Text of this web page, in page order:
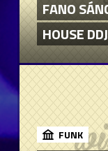
FANO
HOUSE
FUNK